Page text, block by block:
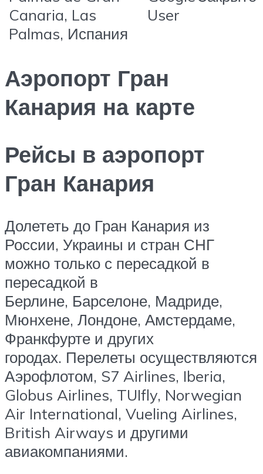
Canaria, Las
Palmas, Испания
User
Аэропорт Гран
Канария на карте
Рейсы в аэропорт
Гран Канария
Долететь до Гран Канария из
России, Украины и стран СНГ
можно только с пересадкой в
пересадкой в
Берлине, Барселоне, Мадриде,
Мюнхене, Лондоне, Амстердаме,
Франкфурте и других
городах. Перелеты осуществляются
Аэрофлотом, S7 Airlines, Iberia,
Globus Airlines, TUIfly, Norwegian
Air International, Vueling Airlines,
British Airways и другими
авиакомпаниями.